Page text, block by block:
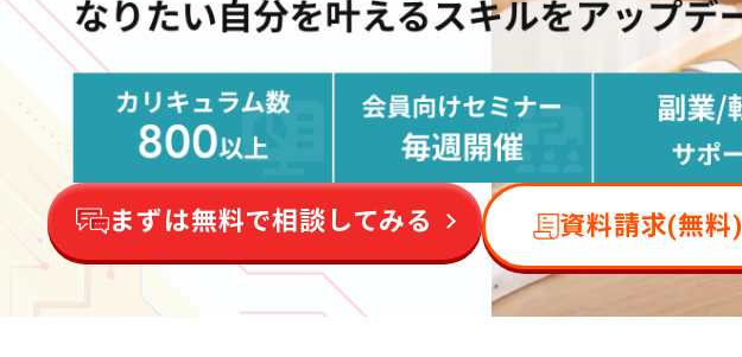
まずは無料で相談してみる 資料請求(無料)